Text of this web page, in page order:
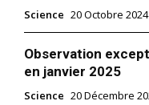
Science 20 Octobre 2024
Observation
en janvier 2025
Science 20 Décembre